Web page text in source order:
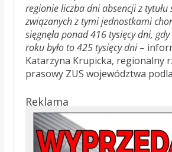
regionie liczba dni absencji z tytułu
związanych z tymi jednostkami
sięgnęła ponad 416 tysięcy dni,
roku było to 425 tysięcy dni–
Katarzyna Krupicka, regionalny
prasowy ZUS województwa
Reklama